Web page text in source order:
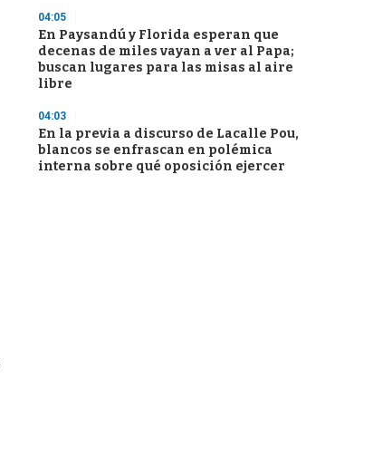
04:05
En Paysandú y Florida esperan que
decenas de miles vayan a ver al Papa;
buscan lugares para las misas al aire
libre
04:03
En la previa a discurso de Lacalle Pou,
blancos se enfrascan en polémica
interna sobre qué oposición ejercer